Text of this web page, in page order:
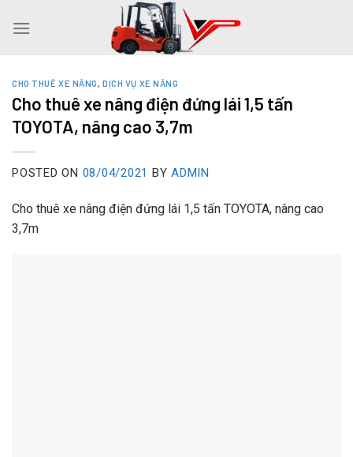
CHO THUÊ XE NÂNG ,DỊCH VỤ XE NÂNG
Cho thuê xe nâng điện đứng lái 1,5 tấn
TOYOTA, nâng cao 3,7m
POSTED ON 08/04/2021 BY ADMIN
Cho thuê xe nâng điện đứng lái 1,5 tấn TOYOTA, nâng cao
3,7m